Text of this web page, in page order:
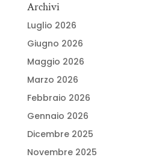
Archivi
Luglio 2026
Giugno 2026
Maggio 2026
Marzo 2026
Febbraio 2026
Gennaio 2026
Dicembre 2025
Novembre 2025